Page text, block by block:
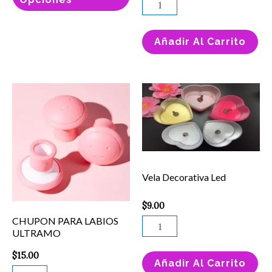
página
Añadir Al Carrito
CHUPON PARA LABIOS
ULTRAMO
$15.00
ULTRAMO
cantidad
Vela Decorativa Led
$9.00
Vela
Decorativa
Led
cantidad
Añadir Al Carrito